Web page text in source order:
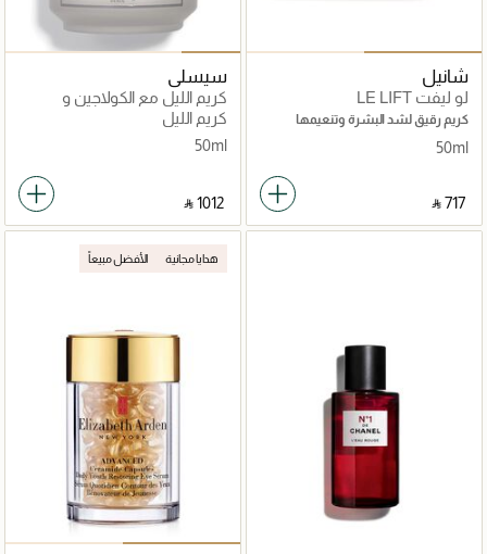
شانيل
لو ليفت LE LIFT
كريم رقيق لشد البشرة وتنعيمها
50ml
‎ ⃁ ⁦717⁩ ‎
سيسلي
كريم الليل مع الكولاجين و
الوودمالو
كريم الليل
50ml
‎ ⃁ ⁦1012⁩ ‎
هدايا مجانية الأفضل مبيعاً